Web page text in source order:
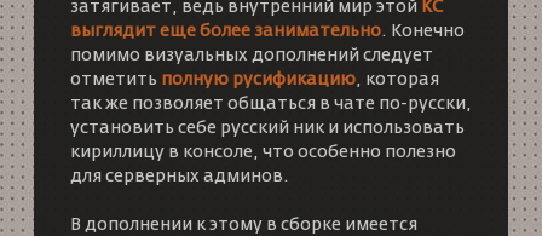
затягивает, ведь внутренний мир этой КС
выглядит еще более занимательно. Конечно
помимо визуальных дополнений следует
отметить полную русификацию, которая
так же позволяет общаться в чате по-русски,
установить себе русский ник и использовать
кириллицу в консоле, что особенно полезно
для серверных админов.
В дополнении к этому в сборке имеется